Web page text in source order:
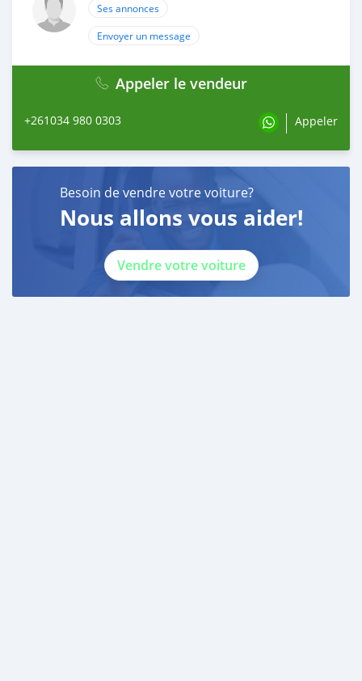
Ses annonces
Envoyer un message
Appeler le vendeur
+261034 980 0303 Appeler
Besoin de vendre votre voiture?
Nous allons vous aider!
Vendre votre voiture